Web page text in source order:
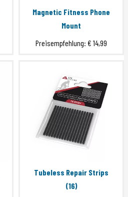
Magnetic Fitness Phone
Mount
Preisempfehlung: € 14,99
Tubeless Repair Strips
(16)